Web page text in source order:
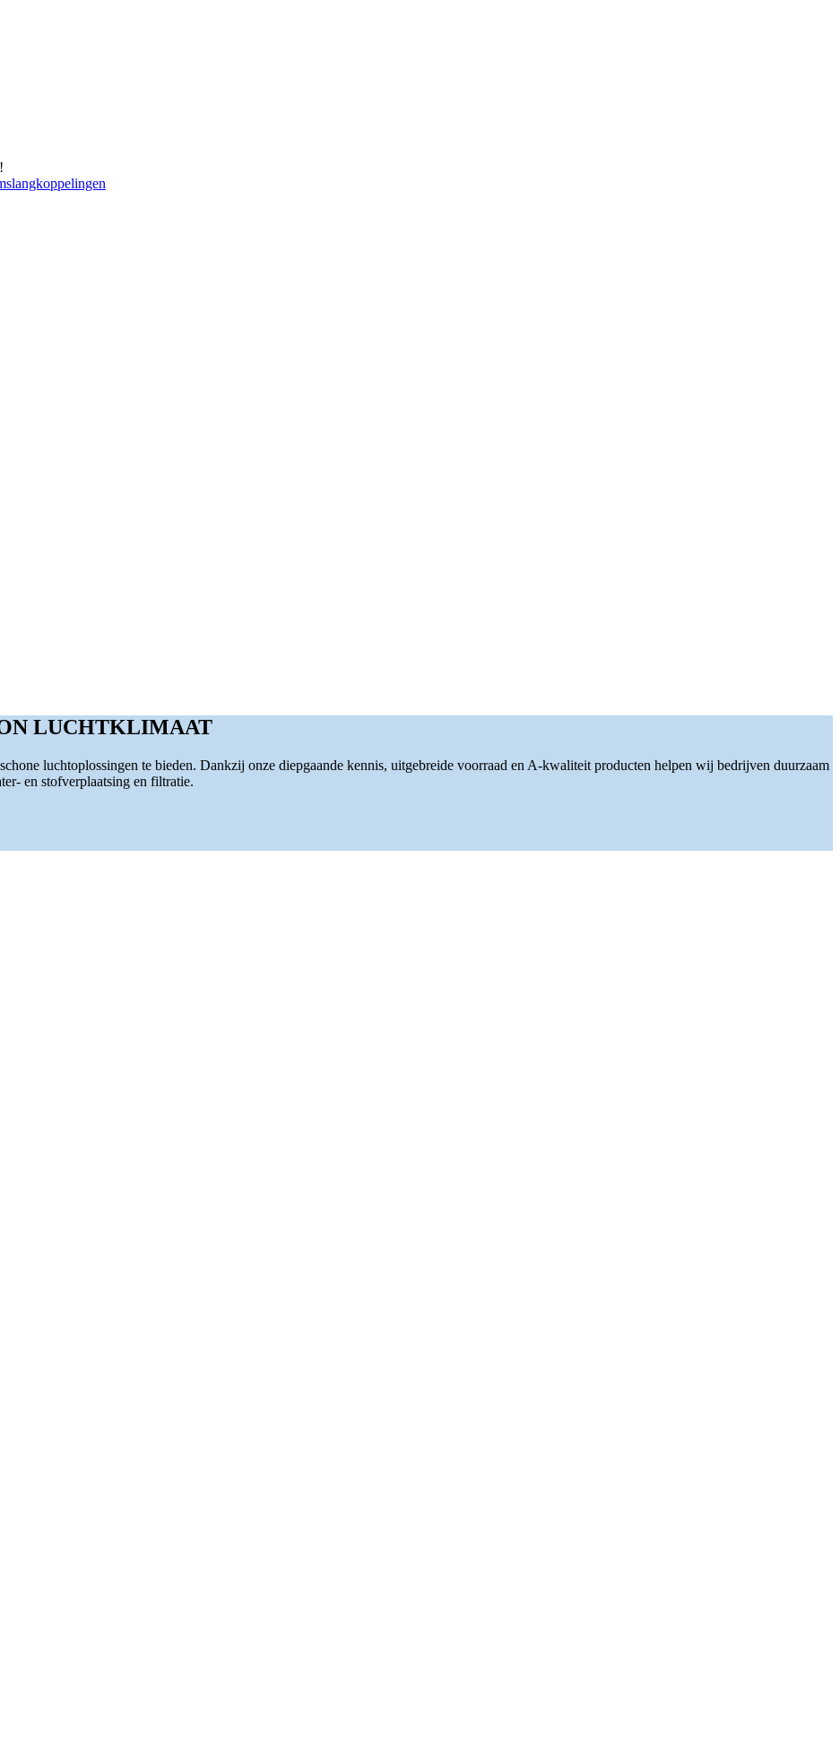
LUCHTKLIMAAT
luchtoplossingen te bieden. Dankzij onze diepgaande kennis, uitgebreide voorraad en A-kwaliteit producten helpen wij bedrijven duurzaam
en stofverplaatsing en filtratie.